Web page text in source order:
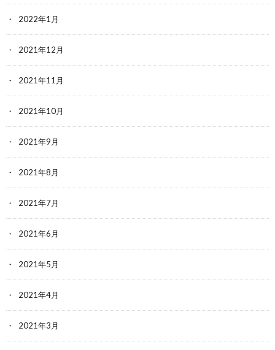
2022年1月
2021年12月
2021年11月
2021年10月
2021年9月
2021年8月
2021年7月
2021年6月
2021年5月
2021年4月
2021年3月